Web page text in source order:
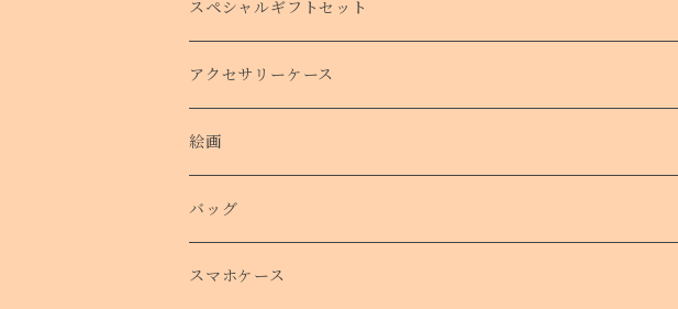
タオルハンカチ
スペシャルギフトセット
クリスマスコフレ
アクセサリーケース
絵画
バッグ
トートバッグ
スマホケース